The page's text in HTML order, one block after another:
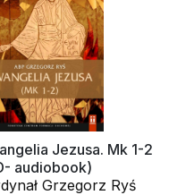
Jezusa. Mk 1-2
audiobook)
kardynał Grzegorz Ryś